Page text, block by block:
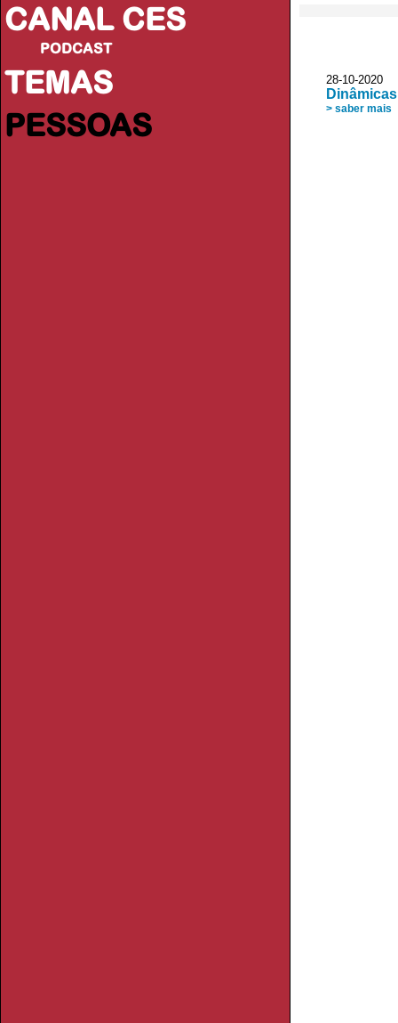
CANAL CES
PODCAST
TEMAS
PESSOAS
28-10-
> saber mais